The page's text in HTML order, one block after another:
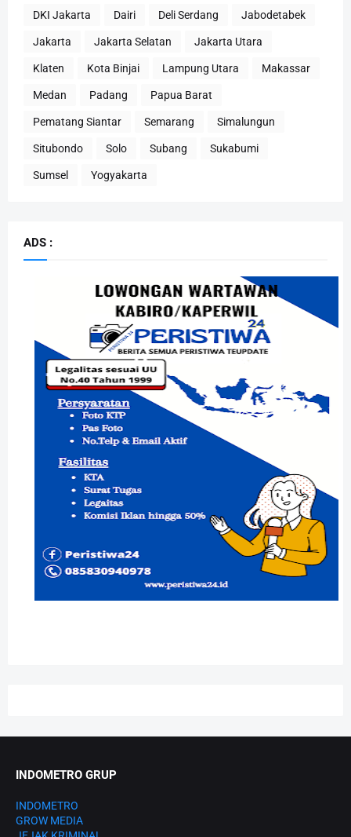
DKI Jakarta Dairi Deli Serdang Jabodetabek
Jakarta Jakarta Selatan Jakarta Utara
Klaten Kota Binjai Lampung Utara Makassar
Medan Padang Papua Barat
Pematang Siantar Semarang Simalungun
Situbondo Solo Subang Sukabumi
Sumsel Yogyakarta
ADS :
INDOMETRO GRUP
INDOMETRO
GROW MEDIA